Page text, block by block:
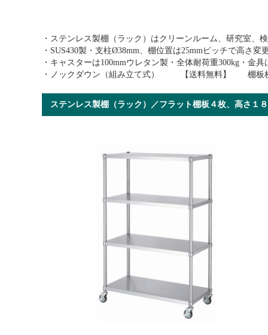
・ステンレス製棚（ラック）はクリーンルーム、研究室
・SUS430製・支柱Ø38mm、棚位置は25mmピッチで高さ変
・キャスターは100mmウレタン製・全体耐荷重300kg・金
・ノックダウン（組み立て式） 【送料無料】 棚板枚
ステンレス製棚（ラック）／フラット棚板４枚、高さ